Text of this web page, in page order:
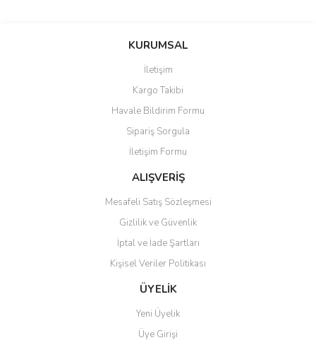
KURUMSAL
İletişim
Kargo Takibi
Havale Bildirim Formu
Sipariş Sorgula
İletişim Formu
ALIŞVERİŞ
Mesafeli Satış Sözleşmesi
Gizlilik ve Güvenlik
İptal ve İade Şartları
Kişisel Veriler Politikası
ÜYELİK
Yeni Üyelik
Üye Girişi